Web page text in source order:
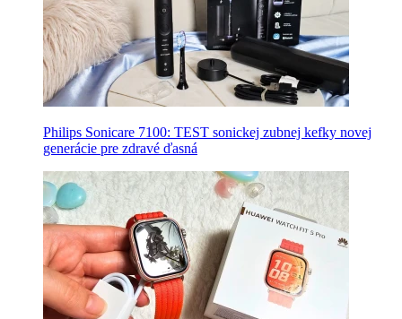
Philips Sonicare 7100: TEST sonickej zubnej kefky novej
generácie pre zdravé ďasná